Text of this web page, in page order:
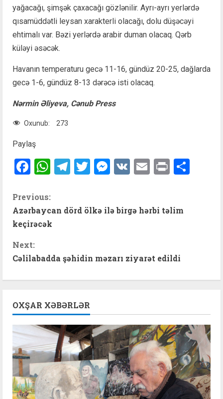
yağacağı, şimşək çaxacağı gözlənilir. Ayrı-ayrı yerlərdə
qısamüddətli leysan xarakterli olacağı, dolu düşəcəyi
ehtimalı var. Bəzi yerlərdə arabir duman olacaq. Qərb
küləyi əsəcək.
Havanın temperaturu gecə 11-16, gündüz 20-25, dağlarda
gecə 1-6, gündüz 8-13 dərəcə isti olacaq.
Nərmin Əliyeva, Cənub Press
Oxunub: 273
Paylaş
Facebook
WhatsApp
Telegram
Twitter
Messenger
VK Email
Print
C
o
n
t
i
n
u
e
R
e
Previous:
Azərbaycan dörd ölkə ilə birgə hərbi təlim
keçirəcək
Next:
Cəlilabadda şəhidin məzarı ziyarət edildi
OXŞAR XƏBƏRLƏR